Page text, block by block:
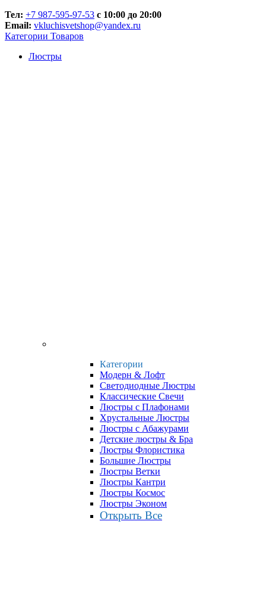
Тел: +7 987-595-97-53 с 10:00 до 20:00
Email: vkluchisvetshop@yandex.ru
Категории Товаров
Люстры
Категории
Модерн & Лофт
Светодиодные Люстры
Классические Свечи
Люстры с Плафонами
Хрустальные Люстры
Люстры с Абажурами
Детские люстры & Бра
Люстры Флористика
Большие Люстры
Люстры Ветки
Люстры Кантри
Люстры Космос
Люстры Эконом
Открыть Все